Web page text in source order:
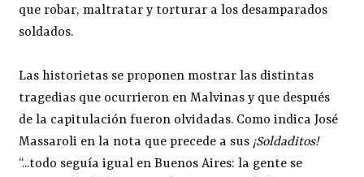
que robar, maltratar y torturar a los desamparados
soldados.
Las historietas se proponen mostrar las distintas
tragedias que ocurrieron en Malvinas y que después
de la capitulación fueron olvidadas. Como indica José
Massaroli en la nota que precede a sus ¡Soldaditos!
“...todo seguía igual en Buenos Aires: la gente se